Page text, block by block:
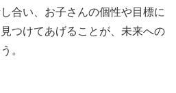
合い、お子さんの個性や目標に
つけてあげることが、未来への
。